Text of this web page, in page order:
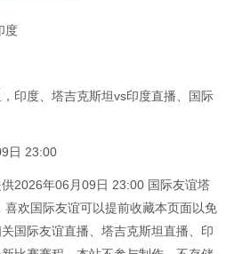
度
印度、塔吉克斯坦vs印度直播、国际
日 23:00
供2026年06月09日 23:00 国际友谊塔
欢国际友谊可以提前收藏本页面以免
国际友谊直播、塔吉克斯坦直播、印